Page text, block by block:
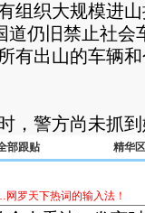
织大规模进山
道仍旧禁止社
有出山的车辆
警方尚未抓到
部跟贴 精华区
罗天下热词的输入法！